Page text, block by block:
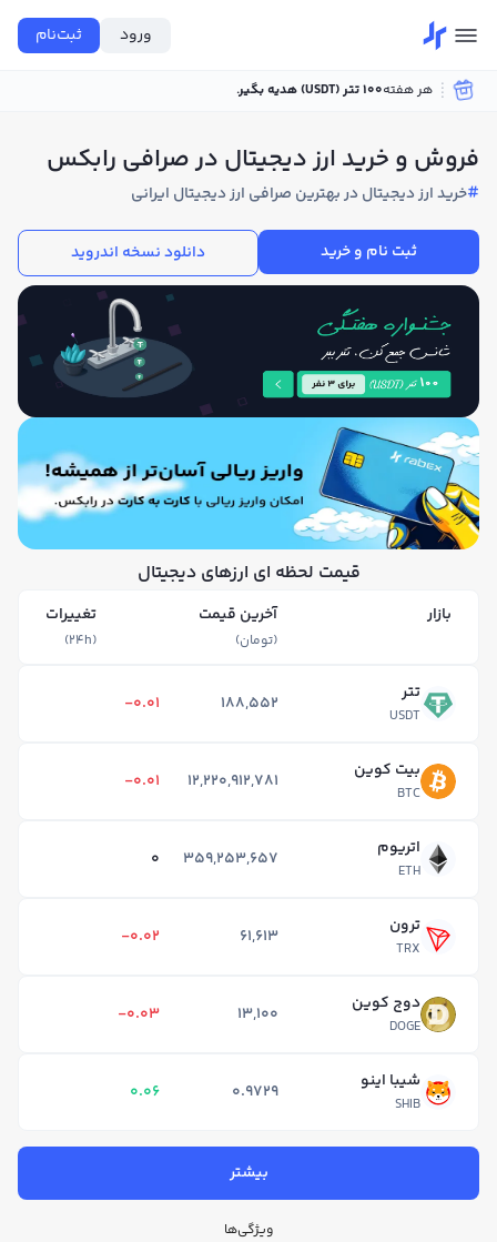
ورود ثبت‌نام
هر هفته100 تتر (USDT) هدیه بگیر.
فروش و خرید ارز دیجیتال در صرافی رابکس
#خرید ارز دیجیتال در بهترین صرافی ارز دیجیتال ایرانی
ثبت نام و خرید دانلود نسخه اندروید
قیمت لحظه ای ارزهای دیجیتال
بازار آخرین قیمت
(تومان)
تغییرات
(۲۴h)
تتر
USDT
188,552
-0.01
بیت کوین
BTC
12,220,912,781
-0.01
اتریوم
ETH
359,253,657
0
ترون
TRX
61,613
-0.02
دوج کوین
DOGE
13,100
-0.03
شیبا اینو
SHIB
0.9729
0.06
بیشتر
ویژگی‌ها